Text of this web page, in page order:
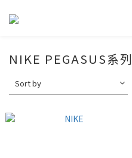
NIKE PEGASUS系列
Sort by